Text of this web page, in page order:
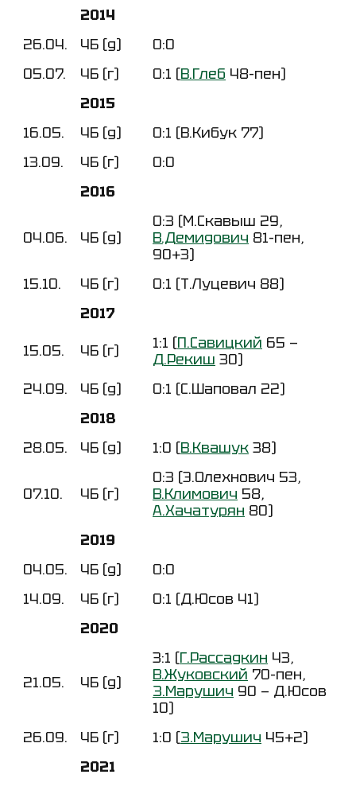
2014
26.04.
ЧБ (д)
0:0
05.07.
ЧБ (г) 0:1 (В.Глеб 48-пен)
2015
16.05.
ЧБ (д)
0:1 (В.Кибук 77)
13.09.
ЧБ (г)
0:0
2016
04.06. ЧБ (д)
0:3 (М.Скавыш 29,
В.Демидович 81-пен,
90+3)
15.10.
ЧБ (г)
0:1 (Т.Луцевич 88)
2017
15.05. ЧБ (г) 1:1 (П.Савицкий 65 —
Д.Рекиш 30)
24.09.
ЧБ (д)
0:1 (С.Шаповал 22)
2018
28.05.
ЧБ (д) 1:0 (В.Квашук 38)
07.10. ЧБ (г)
0:3 (Э.Олехнович 53,
В.Климович 58,
А.Хачатурян 80)
2019
04.05.
ЧБ (д)
0:0
14.09.
ЧБ (г)
0:1 (Д.Юсов 41)
2020
21.05. ЧБ (д)
3:1 (Г.Рассадкин 43,
В.Жуковский 70-пен,
З.Марушич 90 — Д.Юсов
10)
26.09.
ЧБ (г) 1:0 (З.Марушич 45+2)
2021